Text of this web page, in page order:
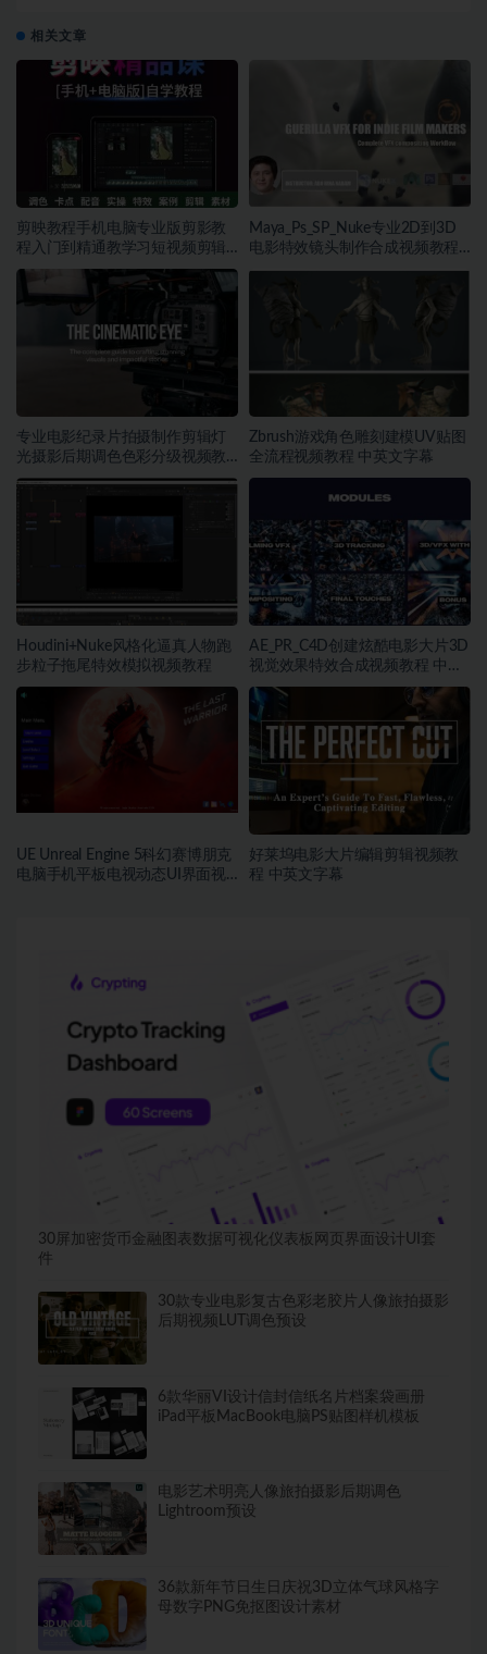
相关文章
剪映教程手机电脑专业版剪影教
程入门到精通教学习短视频剪辑
制作剪映课程~1432期
Maya_Ps_SP_Nuke专业2D到3D
电影特效镜头制作合成视频教程
中英文字幕
专业电影纪录片拍摄制作剪辑灯
光摄影后期调色色彩分级视频教
程
Zbrush游戏角色雕刻建模UV贴图
全流程视频教程 中英文字幕
Houdini+Nuke风格化逼真人物跑
步粒子拖尾特效模拟视频教程
AE_PR_C4D创建炫酷电影大片3D
视觉效果特效合成视频教程 中英
文字幕
UE Unreal Engine 5科幻赛博朋克
电脑手机平板电视动态UI界面视
好莱坞电影大片编辑剪辑视频教
程 中英文字幕
30屏加密货币金融图表数据可视化仪表板网页界面设计UI套
件
30款专业电影复古色彩老胶片人像旅拍摄影
后期视频LUT调色预设
6款华丽VI设计信封信纸名片档案袋画册
iPad平板MacBook电脑PS贴图样机模板
电影艺术明亮人像旅拍摄影后期调色
Lightroom预设
36款新年节日生日庆祝3D立体气球风格字
母数字PNG免抠图设计素材